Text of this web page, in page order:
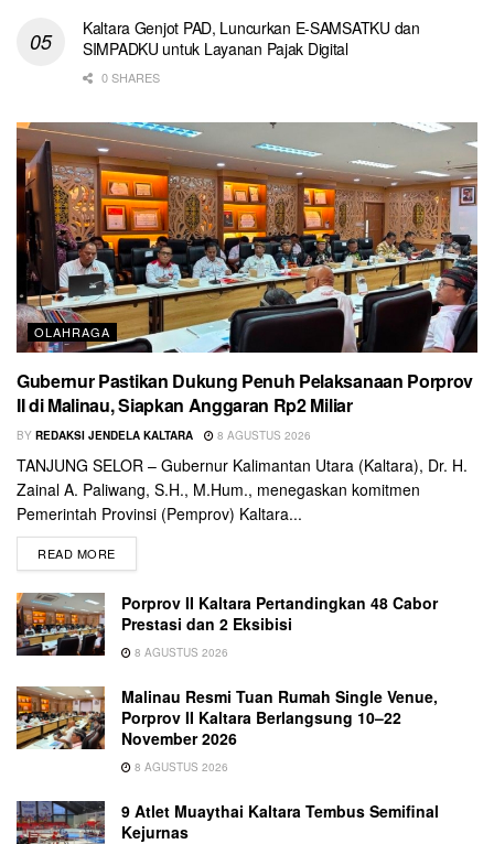
Kaltara Genjot PAD, Luncurkan E-SAMSATKU dan
SIMPADKU untuk Layanan Pajak Digital
0 SHARES
OLAHRAGA
Gubernur Pastikan Dukung Penuh Pelaksanaan Porprov
II di Malinau, Siapkan Anggaran Rp2 Miliar
BY REDAKSI JENDELA KALTARA 8 AGUSTUS 2026
TANJUNG SELOR – Gubernur Kalimantan Utara (Kaltara), Dr. H.
Zainal A. Paliwang, S.H., M.Hum., menegaskan komitmen
Pemerintah Provinsi (Pemprov) Kaltara...
READ MORE
Porprov II Kaltara Pertandingkan 48 Cabor
Prestasi dan 2 Eksibisi
8 AGUSTUS 2026
Malinau Resmi Tuan Rumah Single Venue,
Porprov II Kaltara Berlangsung 10–22
November 2026
8 AGUSTUS 2026
9 Atlet Muaythai Kaltara Tembus Semifinal
Kejurnas